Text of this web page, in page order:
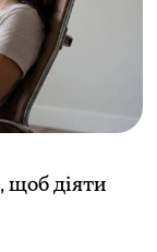
щоб діяти